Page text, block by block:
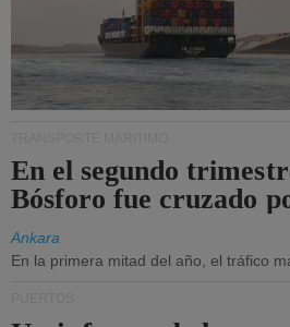
En el segundo
Bósforo fue cruzado
Ankara
En la primera mitad del año, el tráfico